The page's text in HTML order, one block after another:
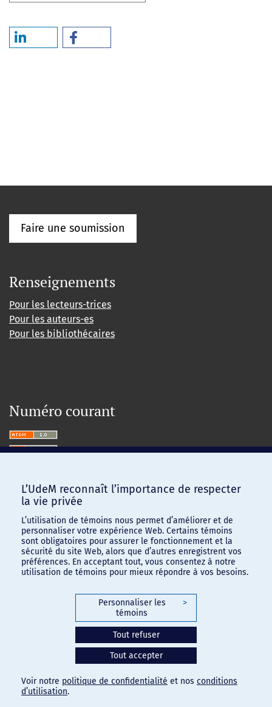
Faire une soumission
Renseignements
Pour les lecteurs-trices
Pour les auteurs-es
Pour les bibliothécaires
Numéro courant
-Conditions d'utilisation
Paramètres des témoins
L’UdeM reconnaît l’importance de respecter
la vie privée
L’utilisation de témoins nous permet d’améliorer et de
personnaliser votre expérience Web. Certains témoins
sont obligatoires pour assurer le fonctionnement et la
sécurité du site Web, alors que d’autres enregistrent vos
préférences. En acceptant tout, vous consentez à notre
utilisation de témoins pour mieux répondre à vos besoins.
Personnaliser les
témoins
>
Tout refuser
Tout accepter
Voir notre politique de confidentialité et nos conditions
d’utilisation.